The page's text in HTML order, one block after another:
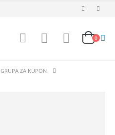
0
GRUPA ZA KUPON